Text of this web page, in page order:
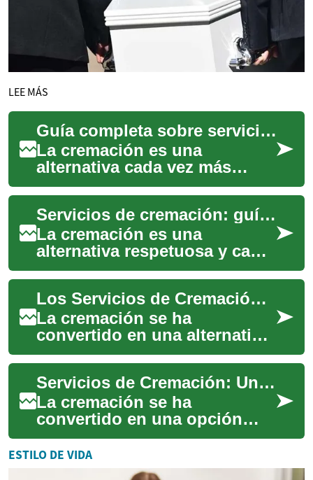
LEE MÁS
Guía completa sobre servicios de cremación y opciones
La cremación es una
alternativa cada vez más
elegida para el manejo de
restos humanos. Esta guía
explica el proceso, ...
Servicios de cremación: guía completa y opciones prácticas
La cremación es una
alternativa respetuosa y cada
vez más elegida frente al
entierro tradicional. Esta guía
explica e...
Los Servicios de Cremación: Una Opción Digna y Respetuosa
La cremación se ha
convertido en una alternativa
cada vez más popular para
honrar a nuestros seres
queridos que han f...
Servicios de Cremación: Una Alternativa Digna y Respetuosa
La cremación se ha
convertido en una opción
cada vez más popular para
honrar a nuestros seres
queridos que han fallec...
ESTILO DE VIDA